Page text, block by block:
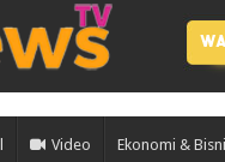
Video Ekonomi &